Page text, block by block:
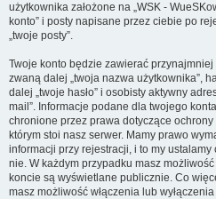
użytkownika założone na „WSK -
konto” i posty napisane przez ciebie po
„twoje posty”.
Twoje konto będzie zawierać
zwaną dalej „twoja nazwa użytkownika”,
dalej „twoje hasło” i osobisty aktywny
mail”. Informacje podane dla twojego
chronione przez prawa dotyczące
którym stoi nasz serwer. Mamy prawo
informacji przy rejestracji, i to my
nie. W każdym przypadku masz
koncie są wyświetlane publicznie. Co
masz możliwość włączenia lub